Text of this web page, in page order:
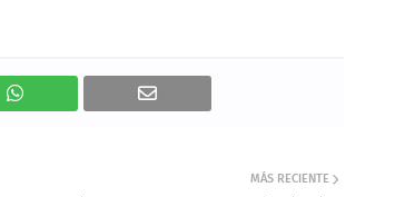
MÁS RECIENTE